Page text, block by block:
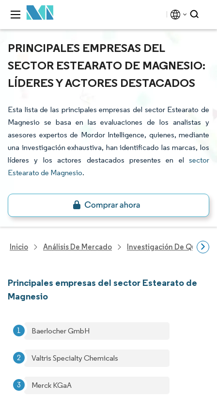
PRINCIPALES EMPRESAS DEL
SECTOR ESTEARATO DE MAGNESIO:
LÍDERES Y ACTORES DESTACADOS
Esta lista de las principales empresas del sector Estearato de
Magnesio se basa en las evaluaciones de los analistas y
asesores expertos de Mordor Intelligence, quienes, mediante
una investigación exhaustiva, han identificado las marcas, los
líderes y los actores destacados presentes en el sector
Estearato de Magnesio.
Inicio Análisis De Mercado Investigación De
Principales empresas del sector Estearato de
Magnesio
Baerlocher GmbH
Valtris Specialty Chemicals
Merck KGaA